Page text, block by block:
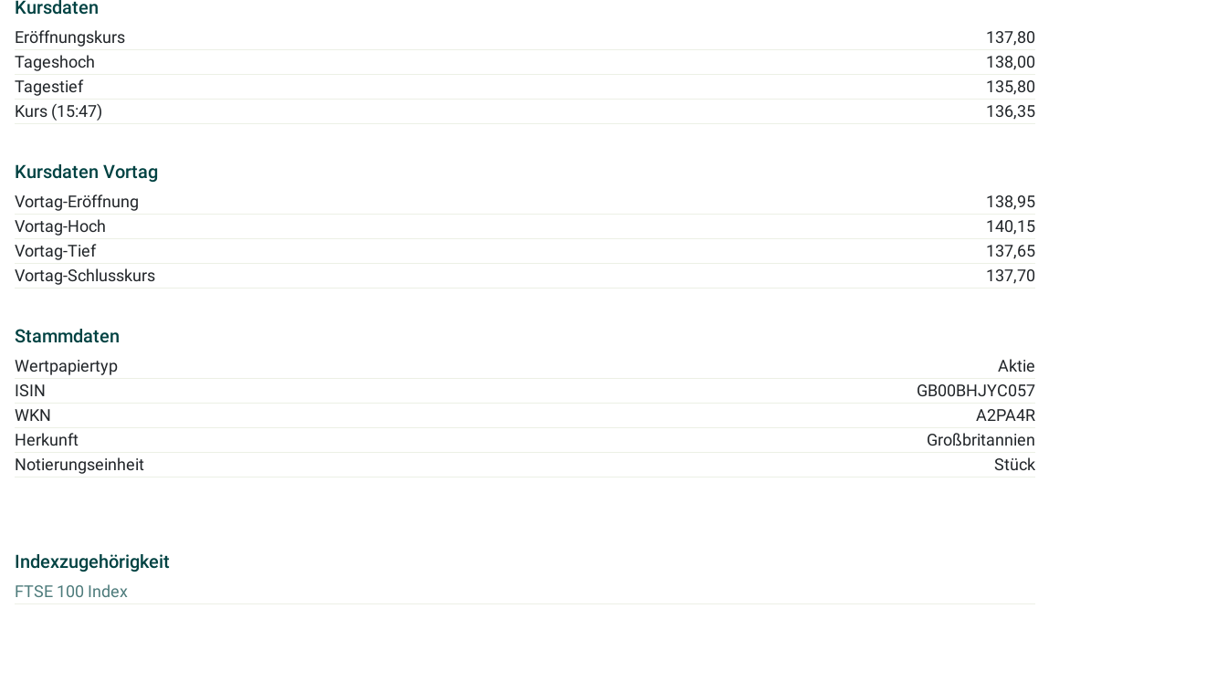
Kursdaten
Eröffnungskurs
137,80
Tageshoch
138,00
Tagestief
135,80
Kurs (15:47)
136,35
Kursdaten Vortag
Vortag-Eröffnung
138,95
Vortag-Hoch
140,15
Vortag-Tief
137,65
Vortag-Schlusskurs
137,70
Stammdaten
Wertpapiertyp
Aktie
ISIN
GB00BHJYC057
WKN
A2PA4R
Herkunft
Großbritannien
Notierungseinheit
Stück
Indexzugehörigkeit
FTSE 100 Index